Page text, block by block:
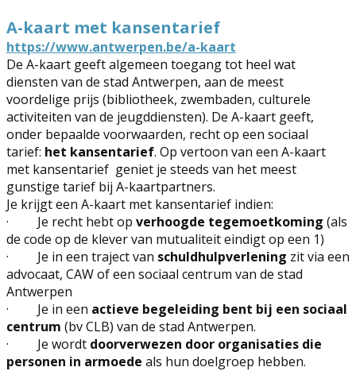
A-kaart met kansentarief
https://www.antwerpen.be/a-kaart
De A-kaart geeft algemeen toegang tot heel wat
diensten van de stad Antwerpen, aan de meest
voordelige prijs (bibliotheek, zwembaden, culturele
activiteiten van de jeugddiensten). De A-kaart geeft,
onder bepaalde voorwaarden, recht op een sociaal
tarief: het kansentarief. Op vertoon van een A-kaart
met kansentarief geniet je steeds van het meest
gunstige tarief bij A-kaartpartners.
Je krijgt een A-kaart met kansentarief indien:
· Je recht hebt op verhoogde tegemoetkoming (als
de code op de klever van mutualiteit eindigt op een 1)
· Je in een traject van schuldhulpverlening zit via een
advocaat, CAW of een sociaal centrum van de stad
Antwerpen
· Je in een actieve begeleiding bent bij een sociaal
centrum (bv CLB) van de stad Antwerpen.
· Je wordt doorverwezen door organisaties die
personen in armoede als hun doelgroep hebben.